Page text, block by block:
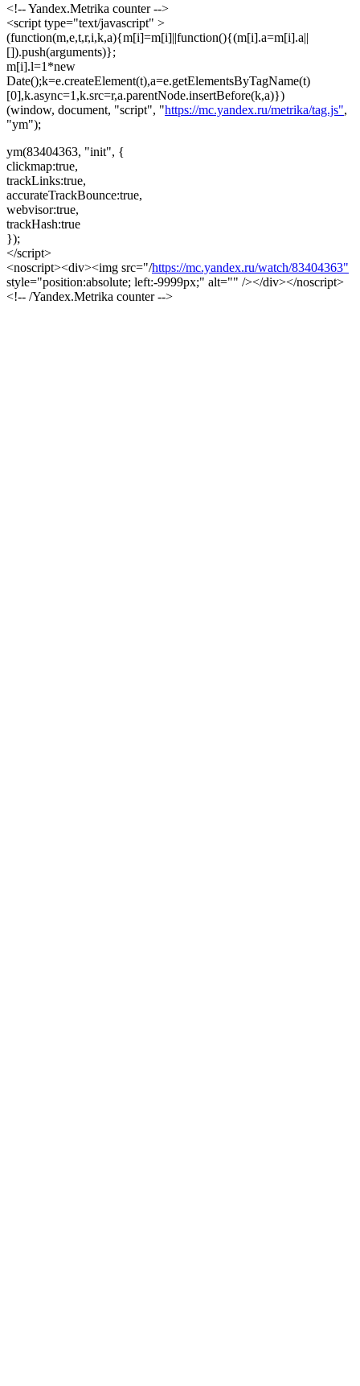
<!-- Yandex.Metrika counter -->
<script type="text/javascript" >
(function(m,e,t,r,i,k,a){m[i]=m[i]||function(){(m[i].a=m[i].a||
[]).push(arguments)};
m[i].l=1*new
Date();k=e.createElement(t),a=e.getElementsByTagName(t)
[0],k.async=1,k.src=r,a.parentNode.insertBefore(k,a)})
(window, document, "script", "https://mc.yandex.ru/metrika/tag.js",
"ym");
ym(83404363, "init", {
clickmap:true,
trackLinks:true,
accurateTrackBounce:true,
webvisor:true,
trackHash:true
});
</script>
<noscript><div><img src="/https://mc.yandex.ru/watch/83404363"
style="position:absolute; left:-9999px;" alt="" /></div></noscript>
<!-- /Yandex.Metrika counter -->